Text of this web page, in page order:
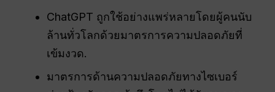
ChatGPT ถูกใช้อย่างแพร่หลายโดยผู้คนนับ
ล้านทั่วโลกด้วยมาตรการความปลอดภัยที่
เข้มงวด.
มาตรการด้านความปลอดภัยทางไซเบอร์